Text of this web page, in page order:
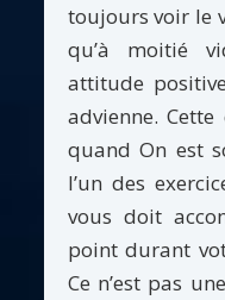
toujours voir le
qu’à moitié
attitude
advienne.
quand On est
l’un des
vous doit
point durant
Ce n’est pas